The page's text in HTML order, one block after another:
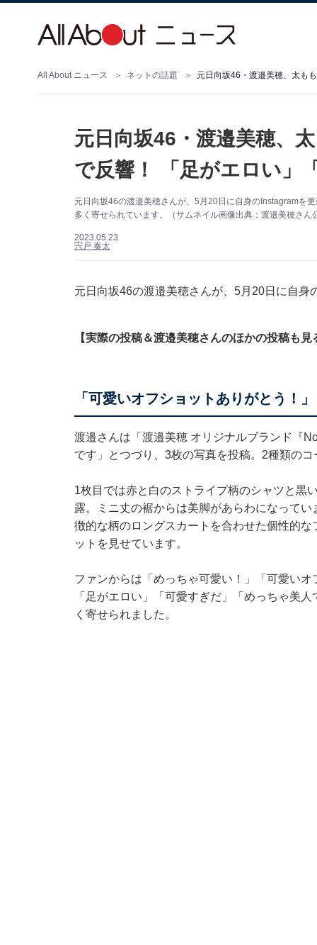
All About ニュース ネットの話題 元日向坂46・渡邉美穂、太も
元日向坂46・渡邉美穂、
で反響！ 「足がエロい」
元日向坂46の渡邉美穂さんが、5月20日に自身のInstagramを
多く寄せられています。（サムネイル画像出典：渡邉美穂さん
2023.05.23
宍戸 奏太
元日向坂46の渡邉美穂さんが、5月20日に自身
【実際の投稿＆渡邉美穂さんのほかの投稿も見
「可愛いオフショットありがとう！」
渡邉さんは「渡邉美穂 オリジナルブランド『
です」とつづり、3枚の写真を投稿。2種類の
1枚目では赤と白のストライプ柄のシャツと黒
露。ミニ丈の裾からは美脚があらわになって
徴的な柄のロングスカートを合わせた個性的
ットを見せています。
ファンからは「めっちゃ可愛い！」「可愛い
「足がエロい」「可愛すぎだ」「めっちゃ美
く寄せられました。